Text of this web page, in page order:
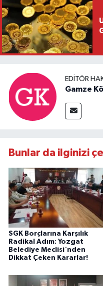
EDITÖR
Gamze
Bunlar da ilginizi
SGK Borçlarına Karşılık
Radikal Adım: Yozgat
Belediye Meclisi'nden
Dikkat Çeken Kararlar!